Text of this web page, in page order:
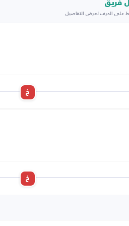
على الحرف لعرض التفاصيل
خ
خ